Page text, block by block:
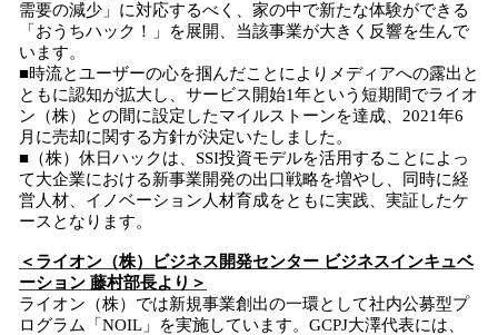
需要の減少」に対応するべく、家の中で新たな体験ができる
「おうちハック！」を展開、当該事業が大きく反響を生んで
います。
■時流とユーザーの心を掴んだことによりメディアへの露出と
ともに認知が拡大し、サービス開始1年という短期間でライオ
ン（株）との間に設定したマイルストーンを達成、2021年6
月に売却に関する方針が決定いたしました。
■（株）休日ハックは、SSI投資モデルを活用することによっ
て大企業における新事業開発の出口戦略を増やし、同時に経
営人材、イノベーション人材育成をともに実践、実証したケ
ースとなります。
＜ライオン（株）ビジネス開発センター ビジネスインキュベ
ーション 藤村部長より＞
ライオン（株）では新規事業創出の一環として社内公募型プ
ログラム「NOIL」を実施しています。GCPJ大澤代表には、